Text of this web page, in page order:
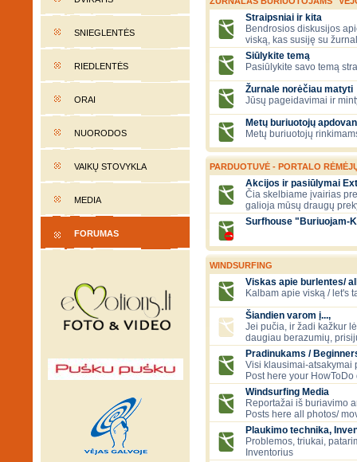
SNIEGLENTĖS
RIEDLENTĖS
ORAI
NUORODOS
VAIKŲ STOVYKLA
MEDIA
FORUMAS
Straipsniai ir kita
Bendrosios diskusijos
viską, kas susiję su
Siūlykite temą
Pasiūlykite savo temą
Žurnale norėčiau matyti
Jūsų pageidavimai ir
Metų buriuotojų
Metų buriuotojų
PARDUOTUVĖ - PORTALO
Akcijos ir pasiūlymai
Čia skelbiame įvairias
galioja mūsų draugų
Surfhouse "Buriuojam-
WINDSURFING
Viskas apie burlentes/
Kalbam apie viską / let's
Šiandien varom į...,
Jei pučia, ir žadi kažkur
daugiau berazumių,
Pradinukams /
Visi klausimai-atsakymai
Post here your
Windsurfing Media
Reportažai iš buriavimo
Posts here all photos/
Plaukimo technika,
Problemos, triukai,
Inventorius